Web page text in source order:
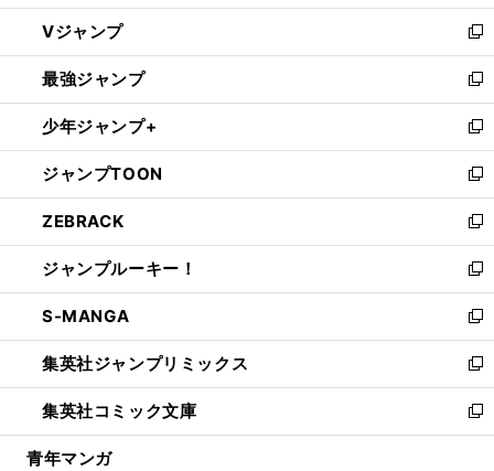
ウ
ィ
ン
ド
ウ
で
開
く
し
い
ウ
ィ
ン
ド
ウ
で
開
く
Vジャンプ
新
し
い
ウ
ィ
ン
ド
ウ
で
開
く
最強ジャンプ
新
し
い
ウ
ィ
ン
ド
ウ
で
開
く
少年ジャンプ+
新
し
い
ウ
ィ
ン
ド
ウ
で
開
く
ジャンプTOON
新
し
い
ウ
ィ
ン
ド
ウ
で
開
く
ZEBRACK
新
し
い
ウ
ィ
ン
ド
ウ
で
開
ジャンプルーキー！
新
し
い
ウ
ィ
ン
ド
ウ
S-MANGA
新
し
い
ウ
ィ
ン
集英社ジャンプリミックス
新
し
い
ウ
集英社コミック文庫
新
し
青年マンガ